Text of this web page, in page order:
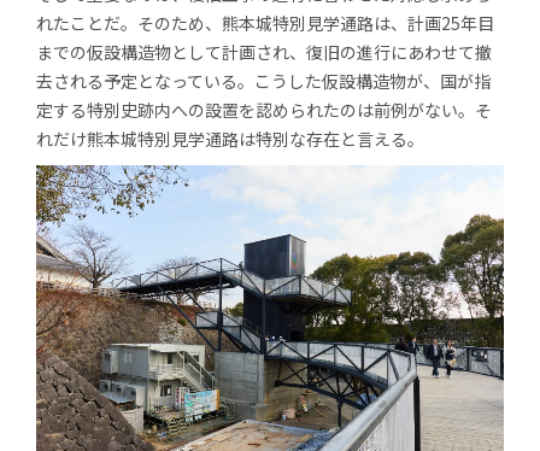
れたことだ。そのため、熊本城特別見学通路は、計画25年目
までの仮設構造物として計画され、復旧の進行にあわせて撤
去される予定となっている。こうした仮設構造物が、国が指
定する特別史跡内への設置を認められたのは前例がない。そ
れだけ熊本城特別見学通路は特別な存在と言える。